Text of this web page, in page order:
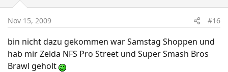
Nov 15, 2009 #16
bin nicht dazu gekommen war Samstag Shoppen und
hab mir Zelda NFS Pro Street und Super Smash Bros
Brawl geholt